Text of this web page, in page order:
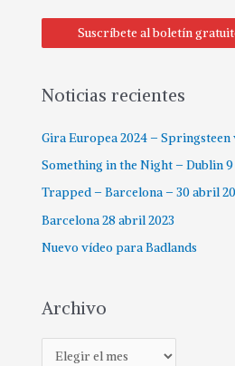
Suscríbete al boletín
Noticias recientes
Gira Europea 2024 – Springsteen
Something in the Night – Dublin 9
Trapped – Barcelona – 30 abril
Barcelona 28 abril 2023
Nuevo vídeo para Badlands
Archivo